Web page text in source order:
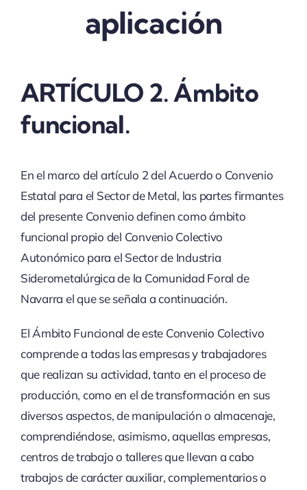
aplicación
ARTÍCULO 2. Ámbito
funcional.
En el marco del artículo 2 del Acuerdo o Convenio
Estatal para el Sector de Metal, las partes firmantes
del presente Convenio definen como ámbito
funcional propio del Convenio Colectivo
Autonómico para el Sector de Industria
Siderometalúrgica de la Comunidad Foral de
Navarra el que se señala a continuación.
El Ámbito Funcional de este Convenio Colectivo
comprende a todas las empresas y trabajadores
que realizan su actividad, tanto en el proceso de
producción, como en el de transformación en sus
diversos aspectos, de manipulación o almacenaje,
comprendiéndose, asimismo, aquellas empresas,
centros de trabajo o talleres que llevan a cabo
trabajos de carácter auxiliar, complementarios o